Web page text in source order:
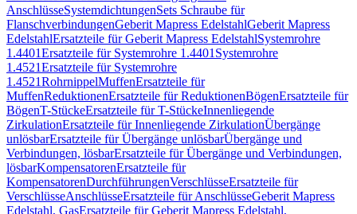
AnschlüsseSystemdichtungenSets Schraube für
FlanschverbindungenGeberit Mapress EdelstahlGeberit Mapress
EdelstahlErsatzteile für Geberit Mapress EdelstahlSystemrohre
1.4401Ersatzteile für Systemrohre 1.4401 Systemrohre
1.4521Ersatzteile für Systemrohre
1.4521RohrnippelMuffenErsatzteile für
MuffenReduktionenErsatzteile für ReduktionenBögenErsatzteile für
BögenT-StückeErsatzteile für T-StückeInnenliegende
ZirkulationErsatzteile für Innenliegende ZirkulationÜbergänge
unlösbarErsatzteile für Übergänge unlösbarÜbergänge und
Verbindungen, lösbarErsatzteile für Übergänge und Verbindungen,
lösbarKompensatorenErsatzteile für
KompensatorenDurchführungenVerschlüsseErsatzteile für
VerschlüsseAnschlüsseErsatzteile für AnschlüsseGeberit Mapress
Edelstahl, GasErsatzteile für Geberit Mapress Edelstahl,